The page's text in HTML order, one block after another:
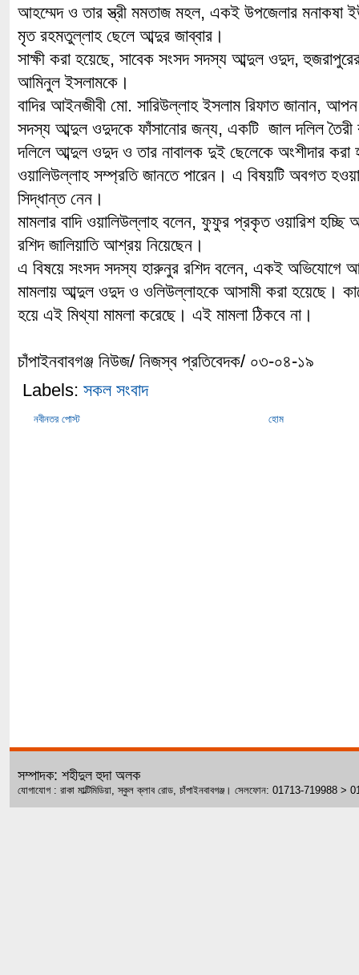
আহম্মেদ ও তার স্ত্রী মমতাজ মহল, একই উপজেলার মনাকষা
মৃত রহমতুল্লাহ ছেলে আব্দুর জাব্বার।
সাক্ষী করা হয়েছে, সাবেক সংসদ সদস্য আব্দুল ওদুদ,
আমিনুল ইসলামকে।
বাদির আইনজীবী মো. সারিউল্লাহ ইসলাম রিফাত জানান,
সদস্য আব্দুল ওদুদকে ফাঁসানোর জন্য, একটি জাল দলিল
দলিলে আব্দুল ওদুদ ও তার নাবালক দুই ছেলেকে অংশীদার করা
ওয়ালিউল্লাহ সম্প্রতি জানতে পারেন। এ বিষয়টি অবগত
সিদ্ধান্ত নেন।
মামলার বাদি ওয়ালিউল্লাহ বলেন, ফুফুর প্রকৃত ওয়ারিশ
রশিদ জালিয়াতি আশ্রয় নিয়েছেন।
এ বিষয়ে সংসদ সদস্য হারুনুর রশিদ বলেন, একই অভিযোগে
মামলায় আব্দুল ওদুদ ও ওলিউল্লাহকে আসামী করা হয়েছে।
হয়ে এই মিথ্যা মামলা করেছে। এই মামলা ঠিকবে না।
চাঁপাইনবাবগঞ্জ নিউজ/ নিজস্ব প্রতিবেদক/ ০৩-০৪-১৯
Labels: সকল সংবাদ
নবীনতর পোস্ট হোম
সম্পাদক: শহীদুল হুদা অলক
যোগাযোগ : রাকা মাল্টিমিডিয়া, স্কুল ক্লাব রোড, চাঁপাইনবাবগঞ্জ। সেলফোন: 01713-